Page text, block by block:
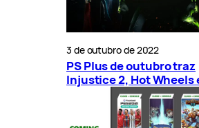
3 de outubro de 2022
PS Plus de outubro traz
Injustice 2, Hot Wheels